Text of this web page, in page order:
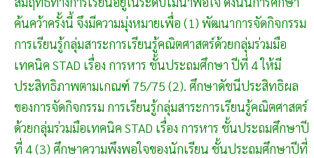
ค้นคว้าครั้งนี้ จึงมีความมุ่งหมายเพื่อ (1) พัฒนาการจัดกิจกรรม
การเรียนรู้กลุ่มสาระการเรียนรู้คณิตศาสตร์ด้วยกลุ่มร่วมมือ
เทคนิค STAD เรื่อง การหาร ชั้นประถมศึกษา ปีที่ 4 ให้มี
ประสิทธิภาพตามเกณฑ์ 75/75 (2). ศึกษาดัชนีประสิทธิผล
ของการจัดกิจกรรม การเรียนรู้กลุ่มสาระการเรียนรู้คณิตศาสตร์
ด้วยกลุ่มร่วมมือเทคนิค STAD เรื่อง การหาร ชั้นประถมศึกษาปี
ที่ 4 (3) ศึกษาความพึงพอใจของนักเรียน ชั้นประถมศึกษาปีที่